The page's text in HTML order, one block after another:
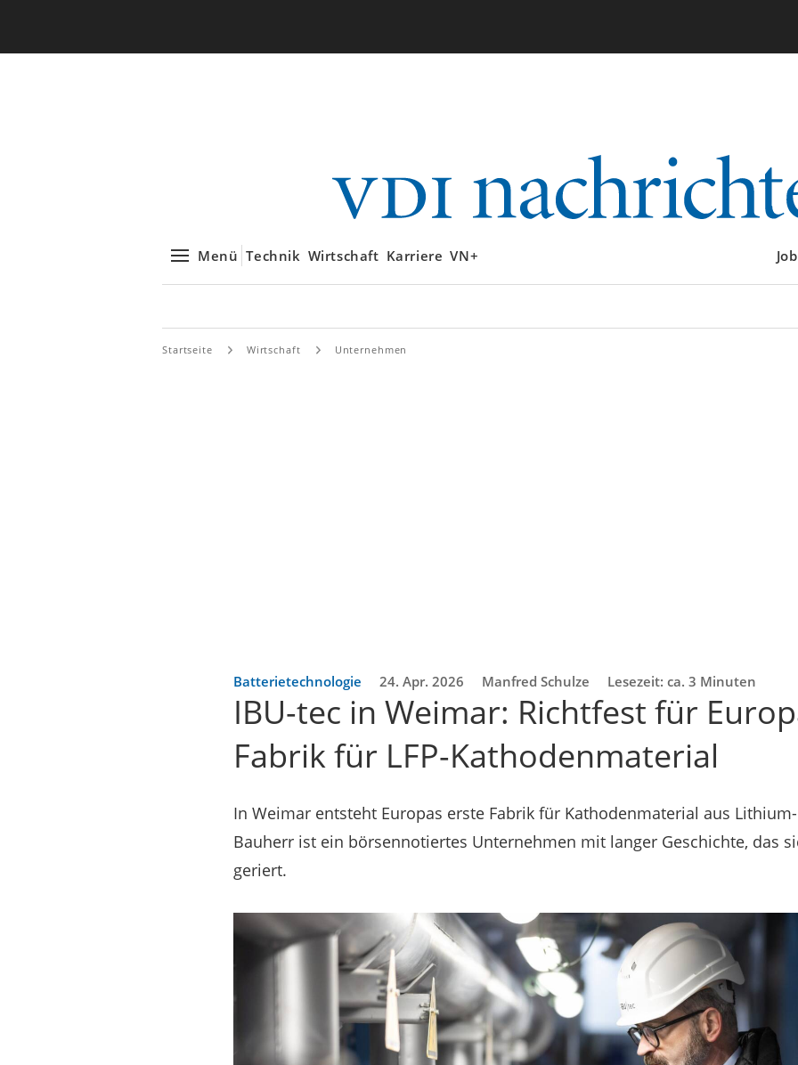
Menü Technik Wirtschaft Karriere VN+
Startseite Wirtschaft Unternehmen
Batterietechnologie 24. Apr. 2026 Manfred Schulze Lesezeit: ca. 3 Minuten
IBU-tec in Weimar: Richtfest für
Fabrik für LFP-Kathodenmaterial
In Weimar entsteht Europas erste Fabrik für Kathodenmaterial aus Lithium-
Bauherr ist ein börsennotiertes Unternehmen mit langer Geschichte, das
geriert.